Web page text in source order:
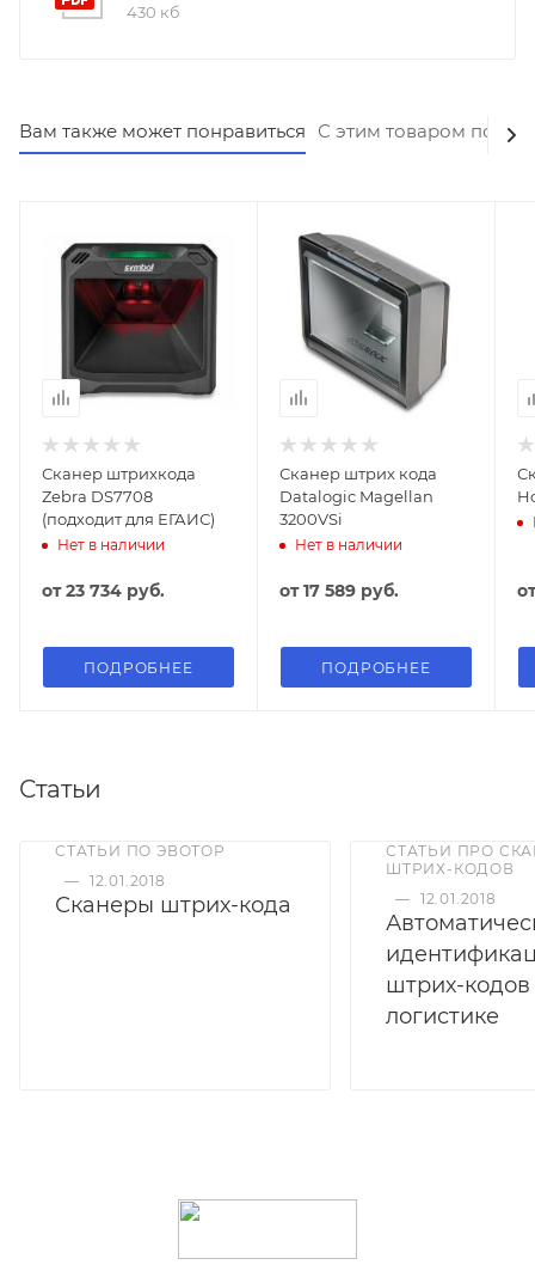
430 кб
Вам также может понравиться С этим товаром
Сканер штрихкода
Zebra DS7708
(подходит для ЕГАИС)
Нет в наличии
от23 734 руб.
ПОДРОБНЕЕ
Сканер штрих кода
Datalogic Magellan
3200VSi
Нет в наличии
от17 589 руб.
ПОДРОБНЕЕ
Статьи
СТАТЬИ ПО ЭВОТОР
— 12.01.2018
Сканеры штрих-кода
СТАТЬИ ПРО
ШТРИХ-КОДОВ
— 12.01.2018
штрих-кодов
логистике